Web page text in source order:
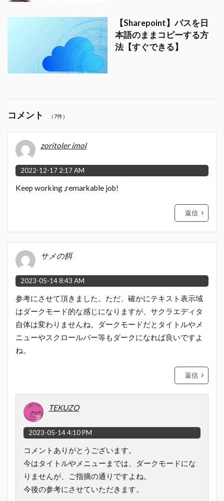
【Sharepoint】パスを日
本語のままコピーする方
法【すぐできる】
コメント （7件）
zoritoler imol
2022-12-17 2:17 AM
Keep working ,remarkable job!
返信
サメの餌
2023-05-14 8:43 AM
参考にさせて頂きました。ただ、確かにテキスト表示域
はダークモード的な感じになりますが、サクラエディタ
自体は変わりませんね。ダークモードだとタイトルやメ
ニューやスクロールバー等もダークになれば良いですよ
ね。
返信
TEKUZO
2023-05-14 4:10 PM
コメントありがとうございます。
今はタイトルやメニューまでは、ダークモードにな
りませんが、ご指摘の通りですよね。
今後の参考にさせていただきます。